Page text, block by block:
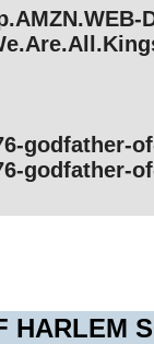
godfather-
godfather-
HARLEM